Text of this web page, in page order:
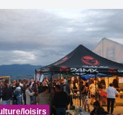
loisirs